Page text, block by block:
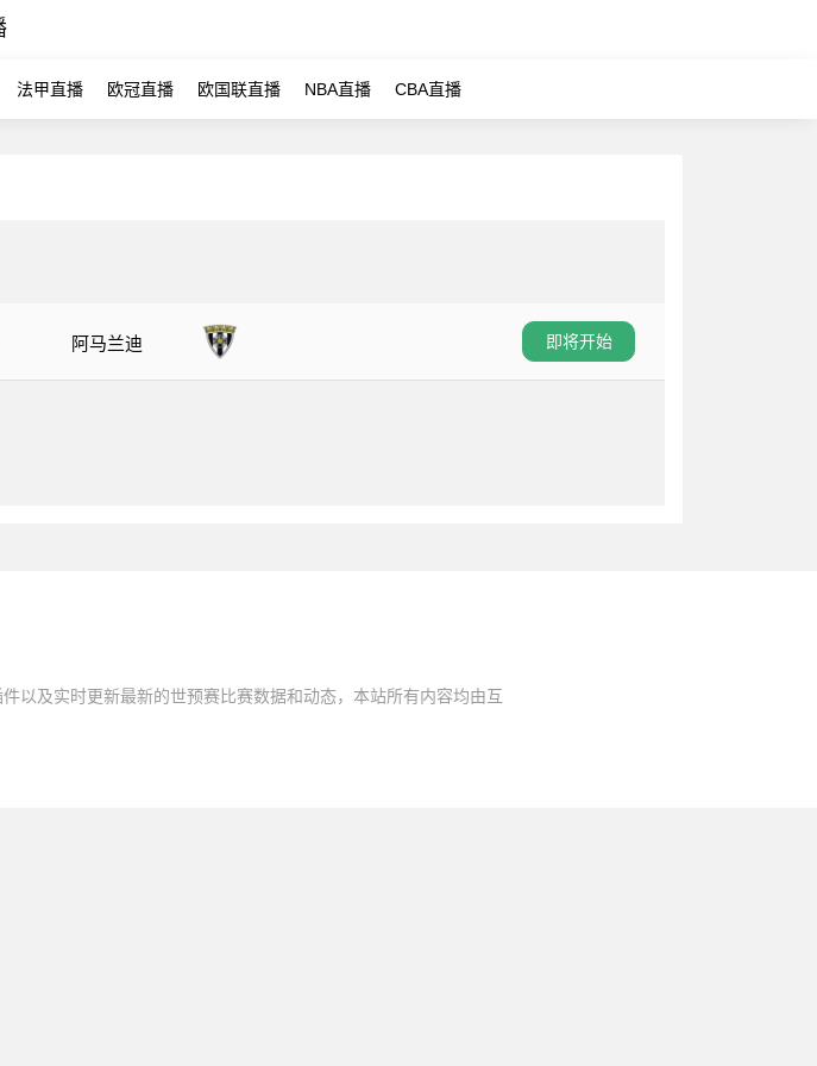
法甲直播 欧冠直播 欧国联直播 NBA直播 CBA直播
阿马兰迪 即将开始
以及实时更新最新的世预赛比赛数据和动态，本站所有内容均由互